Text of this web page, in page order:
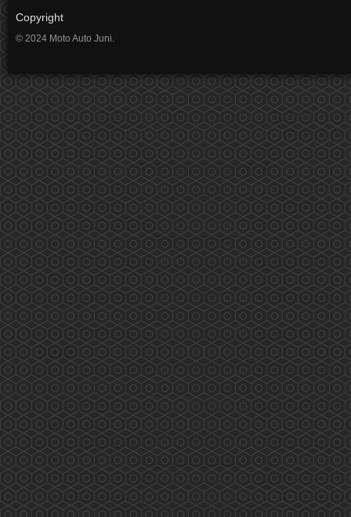
Copyright
© 2024 Moto Auto Juni.